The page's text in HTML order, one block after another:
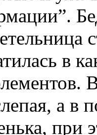
в
а в
при